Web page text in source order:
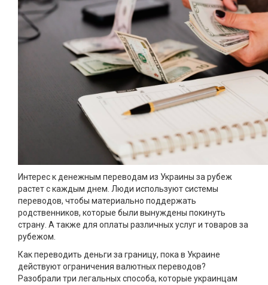
Интерес к денежным переводам из Украины за рубеж
растет с каждым днем. Люди используют системы
переводов, чтобы материально поддержать
родственников, которые были вынуждены покинуть
страну. А также для оплаты различных услуг и товаров за
рубежом.
Как переводить деньги за границу, пока в Украине
действуют ограничения валютных переводов?
Разобрали три легальных способа, которые украинцам